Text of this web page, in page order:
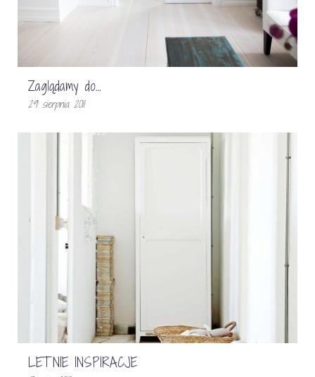
Zaglądamy do…
29 sierpnia 2011
LETNIE INSPIRACJE